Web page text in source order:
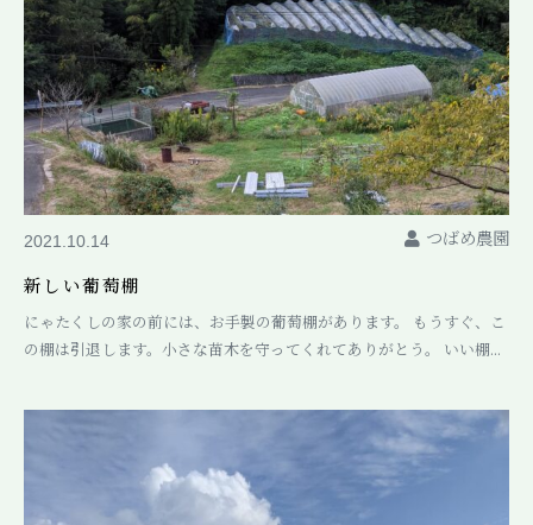
2021.10.14
つばめ農園
新しい葡萄棚
にゃたくしの家の前には、お手製の葡萄棚があります。 もうすぐ、こ
の棚は引退します。小さな苗木を守ってくれてありがとう。 いい棚...